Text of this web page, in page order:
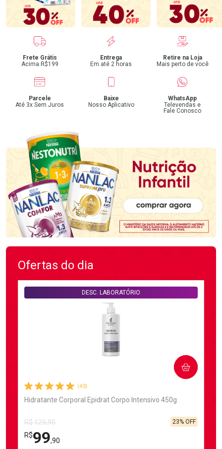
Benefícios
Frete Grátis
Acima R$199
Entrega
Em até 2 horas
Retire na Loja
Mais perto de você
Parcele
Até 3x Sem Juros
Baixe
Nosso Aplicativo
WhatsApp
Televendas e
Fale Conosco
Ofertas do dia
(43)
Hidratante Corporal Epidrat Corpo Intensivo 450g
DESC. LABORATÓRIO
R$ 129,90
R$99,90
23% OFF
COMPRAR